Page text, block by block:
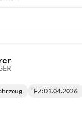
EZ:01.04.2026